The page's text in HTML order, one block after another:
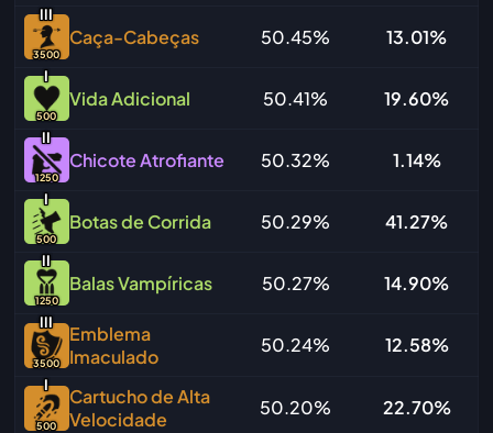
III
3500
Caça-Cabeças 50.45% 13.01%
I
500
Vida Adicional 50.41% 19.60%
II
1250
Chicote Atrofiante 50.32% 1.14%
I
500
Botas de Corrida 50.29% 41.27%
II
1250
Balas Vampíricas 50.27% 14.90%
III
3500
Emblema
Imaculado
50.24% 12.58%
I
500
Cartucho de Alta
Velocidade
50.20% 22.70%